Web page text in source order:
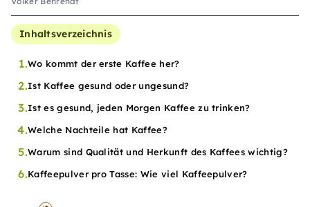
Inhaltsverzeichnis
1.Wo kommt der erste Kaffee her?
2.Ist Kaffee gesund oder ungesund?
3.Ist es gesund, jeden Morgen Kaffee zu trinken?
4.Welche Nachteile hat Kaffee?
5.Warum sind Qualität und Herkunft des Kaffees wichtig?
6.Kaffeepulver pro Tasse: Wie viel Kaffeepulver?